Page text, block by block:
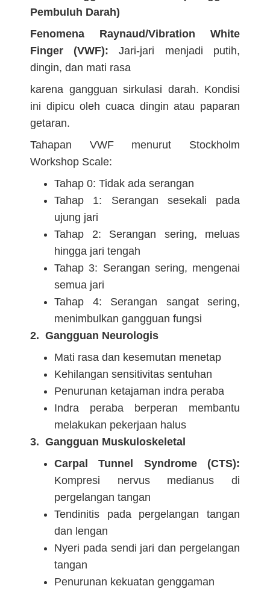
Pembuluh Darah)
Fenomena Raynaud/Vibration White
Finger (VWF): Jari-jari menjadi putih,
dingin, dan mati rasa
karena gangguan sirkulasi darah. Kondisi
ini dipicu oleh cuaca dingin atau paparan
getaran.
Tahapan VWF menurut Stockholm
Workshop Scale:
Tahap 0: Tidak ada serangan
Tahap 1: Serangan sesekali pada
ujung jari
Tahap 2: Serangan sering, meluas
hingga jari tengah
Tahap 3: Serangan sering, mengenai
semua jari
Tahap 4: Serangan sangat sering,
menimbulkan gangguan fungsi
2. Gangguan Neurologis
Mati rasa dan kesemutan menetap
Kehilangan sensitivitas sentuhan
Penurunan ketajaman indra peraba
Indra peraba berperan membantu
melakukan pekerjaan halus
3. Gangguan Muskuloskeletal
Carpal Tunnel Syndrome (CTS):
Kompresi nervus medianus di
pergelangan tangan
Tendinitis pada pergelangan tangan
dan lengan
Nyeri pada sendi jari dan pergelangan
tangan
Penurunan kekuatan genggaman